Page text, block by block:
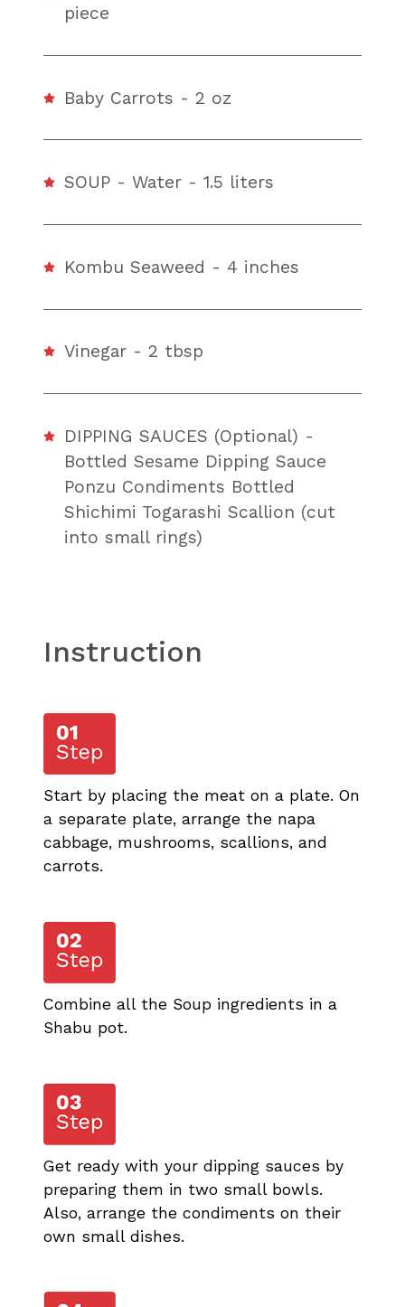
piece
Baby Carrots - 2 oz
SOUP - Water - 1.5 liters
Kombu Seaweed - 4 inches
Vinegar - 2 tbsp
DIPPING SAUCES (Optional) -
Bottled Sesame Dipping Sauce
Ponzu Condiments Bottled
Shichimi Togarashi Scallion (cut
into small rings)
Instruction
Start by placing the meat on a plate. On
a separate plate, arrange the napa
cabbage, mushrooms, scallions, and
carrots.
Combine all the Soup ingredients in a
Shabu pot.
Get ready with your dipping sauces by
preparing them in two small bowls.
Also, arrange the condiments on their
own small dishes.